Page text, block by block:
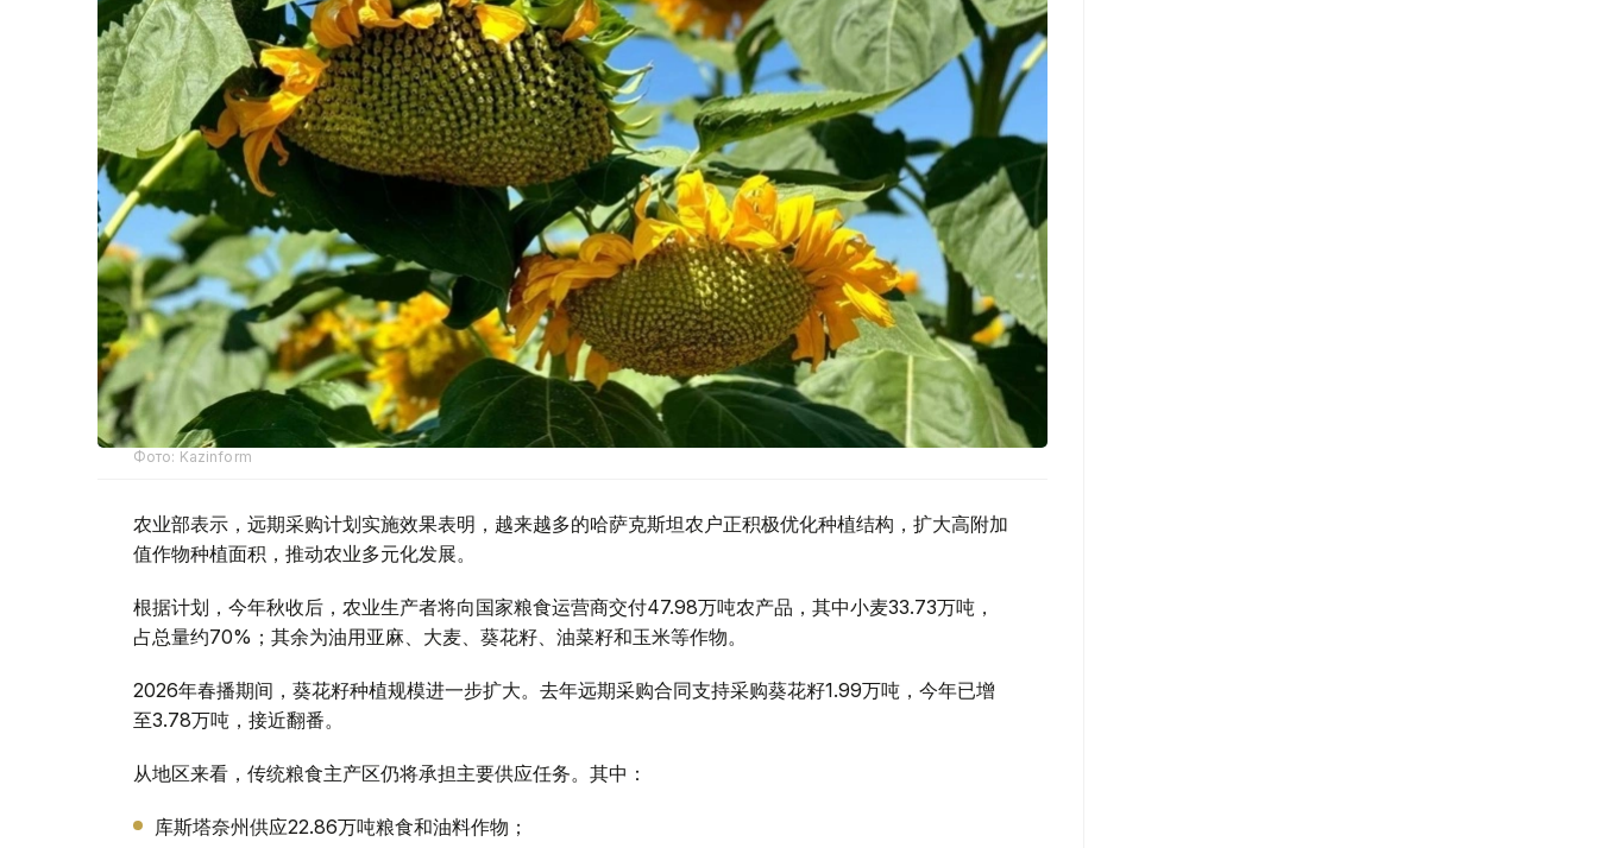
Фото: Kazinform
农业部表示，远期采购计划实施效果表明，越来越多的哈萨克斯坦农户正积极优化种植结构，扩大高附加
值作物种植面积，推动农业多元化发展。
根据计划，今年秋收后，农业生产者将向国家粮食运营商交付47.98万吨农产品，其中小麦33.73万吨，
占总量约70%；其余为油用亚麻、大麦、葵花籽、油菜籽和玉米等作物。
2026年春播期间，葵花籽种植规模进一步扩大。去年远期采购合同支持采购葵花籽1.99万吨，今年已增
至3.78万吨，接近翻番。
从地区来看，传统粮食主产区仍将承担主要供应任务。其中：
库斯塔奈州供应22.86万吨粮食和油料作物；